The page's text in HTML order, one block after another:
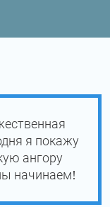
я покажу
ангору
начинаем!